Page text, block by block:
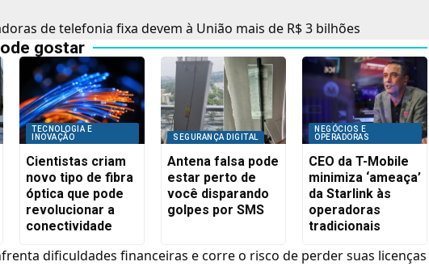
de telefonia fixa devem à União mais de R$ 3 bilhões
gostar
TECNOLOGIA E
INOVAÇÃO
Cientistas criam
novo tipo de fibra
óptica que pode
revolucionar a
conectividade
SEGURANÇA DIGITAL
Antena falsa pode
estar perto de
você disparando
golpes por SMS
NEGÓCIOS E
OPERADORAS
CEO da T-Mobile
minimiza ‘ameaça’
da Starlink às
operadoras
tradicionais
dificuldades financeiras e corre o risco de perder suas licenças